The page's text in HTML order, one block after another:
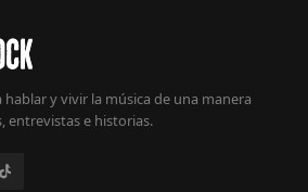
y vivir la música de una manera
entrevistas e historias.